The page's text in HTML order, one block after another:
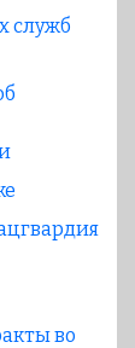
служб
во